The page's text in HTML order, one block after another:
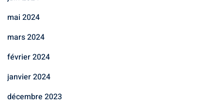
mai 2024
mars 2024
février 2024
janvier 2024
décembre 2023